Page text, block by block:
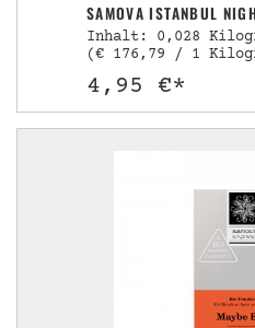
SAMOVA ISTANBUL
Inhalt: 0,028
(€ 176,79 / 1
4,95 €*